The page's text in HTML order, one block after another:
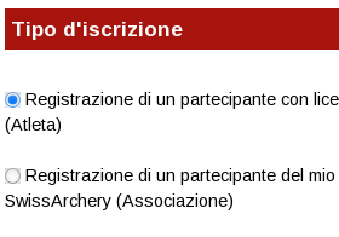
Tipo d'iscrizione
Registrazione di un partecipante con
(Atleta)
Registrazione di un partecipante del
SwissArchery (Associazione)